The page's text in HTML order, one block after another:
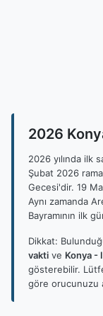
2026
2026 yılında ilk
Şubat 2026
Gecesi'dir. 19
Aynı zamanda
Bayramının ilk
Dikkat:
vakti ve Konya -
gösterebilir.
göre orucunuzu